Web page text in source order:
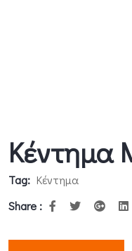
Κέντημα
Tag: Κέντημα
Share :